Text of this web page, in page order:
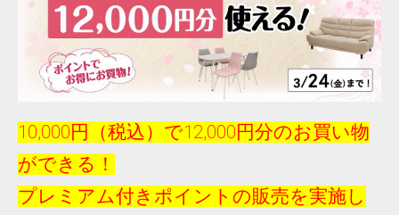
10,000円（税込）で12,000円分のお買い物
ができる！
プレミアム付きポイントの販売を実施し